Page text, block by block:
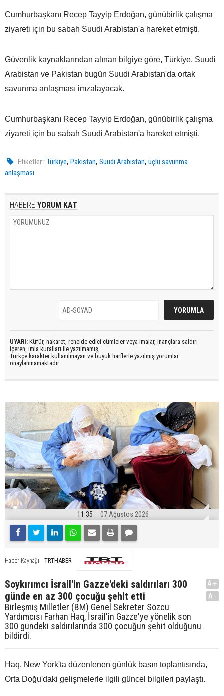
Cumhurbaşkanı Recep Tayyip Erdoğan, günübirlik çalışma
ziyareti için bu sabah Suudi Arabistan'a hareket etmişti.
Güvenlik kaynaklarından alınan bilgiye göre, Türkiye, Suudi
Arabistan ve Pakistan bugün Suudi Arabistan'da ortak
savunma anlaşması imzalayacak.
Cumhurbaşkanı Recep Tayyip Erdoğan, günübirlik çalışma
ziyareti için bu sabah Suudi Arabistan'a hareket etmişti.
Etiketler : Türkiye,Pakistan,Suudi Arabistan,üçlü savunma
anlaşması
HABERE YORUM KAT
UYARI: Küfür, hakaret, rencide edici cümleler veya imalar, inançlara saldırı
içeren, imla kuralları ile yazılmamış,
Türkçe karakter kullanılmayan ve büyük harflerle yazılmış yorumlar
onaylanmamaktadır.
11:35 07 Ağustos 2026
Haber Kaynağı TRTHABER
Soykırımcı İsrail'in Gazze'deki saldırıları 300
günde en az 300 çocuğu şehit etti
Birleşmiş Milletler (BM) Genel Sekreter Sözcü
Yardımcısı Farhan Haq, İsrail'in Gazze'ye yönelik son
300 gündeki saldırılarında 300 çocuğun şehit olduğunu
bildirdi.
A+
A-
Haq, New York'ta düzenlenen günlük basın toplantısında,
Orta Doğu'daki gelişmelerle ilgili güncel bilgileri paylaştı.